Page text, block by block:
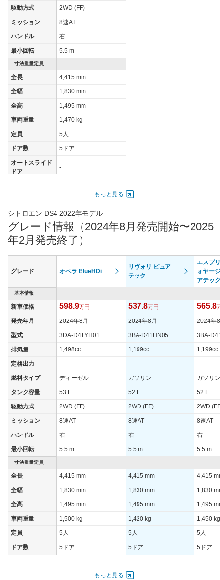
速道路)
23.9km/L
JC08モード 22.6km/L
1015モード -
60km定地 -
駆動方式 2WD (FF)
ミッション 8速AT
ハンドル 右
最小回転 5.5 m
寸法重量定員
全長 4,415 mm
全幅 1,830 mm
全高 1,495 mm
車両重量 1,470 kg
定員 5人
ドア数 5ドア
オートスライド
ドア
-
96.00 [130]/ 5,250
最高トルク 300 [30.6]/ 2,250
過給機 TB
タイヤ
205/55R19
タイヤサイズ
WLTCモード 21.2km/L
WLTCモード(市
街地)
WLTCモード(郊
21.2km/L
速道路)
23.9km/L
JC08モード 22.6km/L
1015モード -
60km定地 -
もっと見る
シトロエン DS4 2022年モデル
グレード情報（2024年8月発売開始〜2025
年2月発売終了）
グレード オペラ BlueHDi
リヴォリ ピュア
テック
エスプ
ォヤー
アテック
基本情報
新車価格 598.9万円 537.8万円 565.8
発売年月 2024年8月 2024年8月 2024年
型式 3DA-D41YH01 3BA-D41HN05 3BA-
排気量 1,498cc 1,199cc 1,199cc
定格出力 - - -
燃料タイプ ディーゼル ガソリン ガソリン
タンク容量 53 L 52 L 52 L
駆動方式 2WD (FF) 2WD (FF) 2WD
ミッション 8速AT 8速AT 8速AT
ハンドル 右 右 右
最小回転 5.5 m 5.5 m 5.5 m
寸法重量定員
全長 4,415 mm 4,415 mm 4,415
全幅 1,830 mm 1,830 mm 1,830
全高 1,495 mm 1,495 mm 1,495
車両重量 1,500 kg 1,420 kg 1,450 kg
定員 5人 5人 5人
ドア数 5ドア 5ドア 5ドア
もっと見る